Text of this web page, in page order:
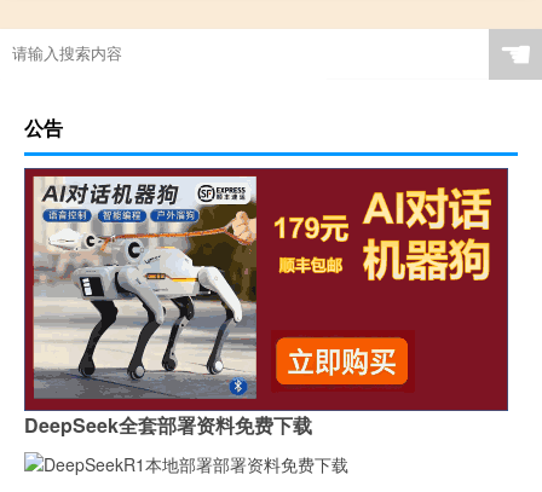
☚
公告
DeepSeek全套部署资料免费下载